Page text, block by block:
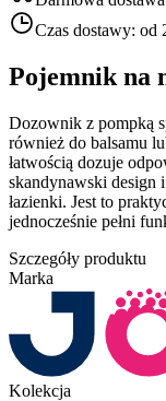
Czas dostawy: od
Pojemnik na
Dozownik z pompką
również do balsamu
łatwością dozuje
skandynawski design
łazienki. Jest to
jednocześnie pełni
Szczegóły produktu
Marka
Kolekcja